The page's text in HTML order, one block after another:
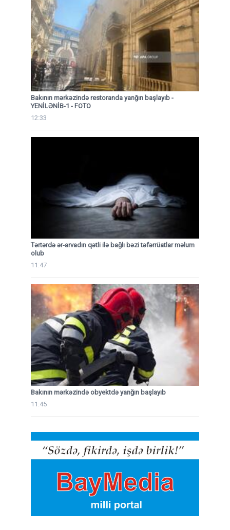
Bakının mərkəzində restoranda yanğın başlayıb -
YENİLƏNİB-1 - FOTO
12:33
Tərtərdə ər-arvadın qətli ilə bağlı bəzi təfərrüatlar məlum
olub
11:47
Bakının mərkəzində obyektdə yanğın başlayıb
11:45